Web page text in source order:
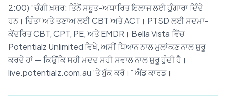
2:00) “ਚੰਗੀ ਖ਼ਬਰ: ਤਿੰਨੋਂ ਸਬੂਤ-ਅਧਾਰਿਤ ਇਲਾਜ ਲਈ ਹੁੰਗਾਰਾ ਦਿੰਦੇ
ਹਨ। ਚਿੰਤਾ ਅਤੇ ਤਣਾਅ ਲਈ CBT ਅਤੇ ACT। PTSD ਲਈ ਸਦਮਾ-
ਕੇਂਦਰਿਤ CBT, CPT, PE, ਅਤੇ EMDR। Bella Vista ਵਿੱਚ
Potentialz Unlimited ਵਿਖੇ, ਅਸੀਂ ਧਿਆਨ ਨਾਲ ਮੁਲਾਂਕਣ ਨਾਲ ਸ਼ੁਰੂ
ਕਰਦੇ ਹਾਂ — ਕਿਉਂਕਿ ਸਹੀ ਮਦਦ ਸਹੀ ਸਵਾਲ ਨਾਲ ਸ਼ੁਰੂ ਹੁੰਦੀ ਹੈ।
live.potentialz.com.au ‘ਤੇ ਬੁੱਕ ਕਰੋ।” ਐਂਡ ਕਾਰਡ।